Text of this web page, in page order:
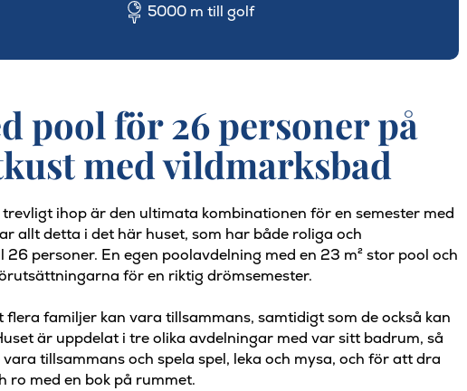
5000 m till golf
pool för 26 personer på
med vildmarksbad
ihop är den ultimata kombinationen för en semester med
allt detta i det här huset, som har både roliga och
personer. En egen poolavdelning med en 23 m² stor pool och
för en riktig drömsemester.
familjer kan vara tillsammans, samtidigt som de också kan
är uppdelat i tre olika avdelningar med var sitt badrum, så
tillsammans och spela spel, leka och mysa, och för att dra
ro med en bok på rummet.